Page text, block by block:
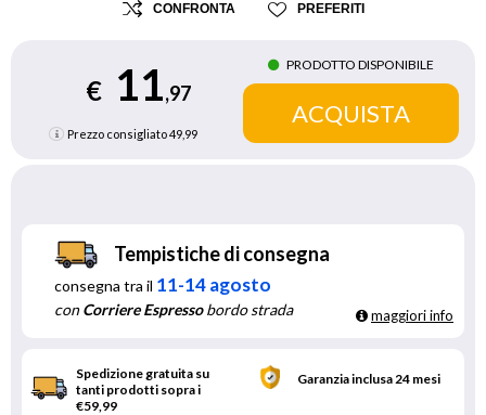
CONFRONTA PREFERITI
€ 11,97
Prezzo consigliato49,99
PRODOTTO DISPONIBILE
Tempistiche di consegna
consegna tra il 11-14 agosto
conCorriere Espressobordo strada maggiori info
Spedizione gratuita su
tanti prodotti sopra i
€59,99
Garanzia inclusa 24 mesi